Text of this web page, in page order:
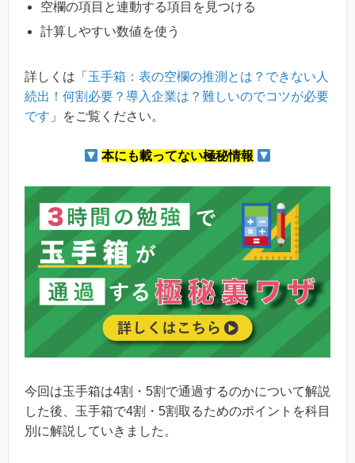
空欄の項目と連動する項目を見つける
計算しやすい数値を使う
詳しくは「 玉手箱：表の空欄の推測とは？できない人
続出！何割必要？導入企業は？難しいのでコツが必要
です 」をご覧ください。
本にも載ってない極秘情報
今回は玉手箱は4割・5割で通過するのかについて解説
した後、玉手箱で4割・5割取るためのポイントを科目
別に解説していきました。